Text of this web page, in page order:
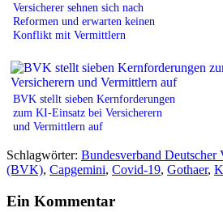
Versicherer sehnen sich nach
Reformen und erwarten keinen
Konflikt mit Vermittlern
BVK stellt sieben Kernforderungen
zum KI-Einsatz bei Versicherern
und Vermittlern auf
Schlagwörter: Bundesverband Deutscher
(BVK), Capgemini, Covid-19, Gothaer,
Ein Kommentar